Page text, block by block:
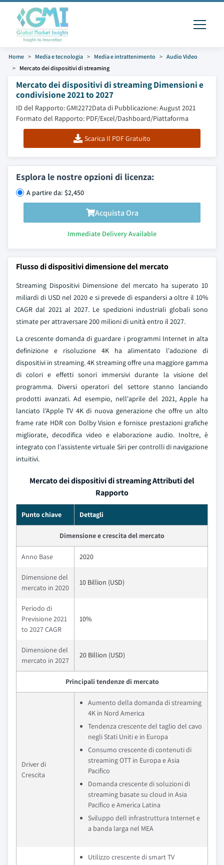
Home Media e tecnologia Media e intrattenimento
Audio Video
Mercato dei dispositivi di streaming
Mercato dei dispositivi di streaming Dimensioni e
condivisione 2021 to 2027
ID del Rapporto: GMI2272Data di Pubblicazione: August 2021
Formato del Rapporto: PDF/Excel/Dashboard/Piattaforma
Scarica Il PDF Gratuito
Esplora le nostre opzioni di licenza:
A partire da: $2,450
Acquista Ora
Immediate Delivery Available
Flusso di dispositivi dimensione del mercato
Streaming Dispositivi Dimensione del mercato ha superato 10
miliardi di USD nel 2020 e si prevede di espandersi a oltre il 10%
CAGR dal 2021 al 2027. Le spedizioni industriali globali sono
stimate per attraversare 200 milioni di unità entro il 2027.
La crescente domanda di guardare i programmi Internet in alta
definizione e risoluzione 4K ha alimentato l'adozione di
dispositivi in streaming. 4K streaming offre una maggiore gamma
di colori e effetti sonori immersivi durante la visione del
programma. Diversi operatori del settore stanno lanciando
prodotti avanzati. Ad esempio, nell'aprile del 2021, Apple ha
lanciato l'Apple TV 4K di nuova generazione che offre un alto
frame rate HDR con Dolby Vision e fornisce prestazioni grafiche
migliorate, decodifica video e elaborazione audio. Inoltre, è
integrato con l'assistente virtuale Siri per controlli di navigazione
intuitivi.
Mercato dei dispositivi di streaming Attributi del
Rapporto
Punto chiave Dettagli
Dimensione e crescita del mercato
Anno Base 2020
Dimensione del
mercato in 2020
10 Billion (USD)
Periodo di
Previsione 2021
to 2027 CAGR
10%
Dimensione del
mercato in 2027
20 Billion (USD)
Principali tendenze di mercato
Driver di
Crescita
Aumento della domanda di streaming
4K in Nord America
Tendenza crescente del taglio del cavo
negli Stati Uniti e in Europa
Consumo crescente di contenuti di
streaming OTT in Europa e Asia
Pacifico
Domanda crescente di soluzioni di
streaming basate su cloud in Asia
Pacifico e America Latina
Sviluppo dell infrastruttura Internet e
a banda larga nel MEA
Utilizzo crescente di smart TV